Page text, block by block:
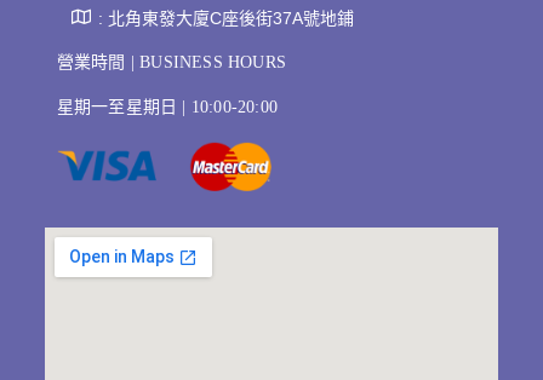
: 北角東發大廈C座後街37A號地鋪
營業時間 | BUSINESS HOURS
星期一至星期日 | 10:00-20:00